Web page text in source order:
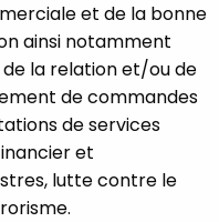
et de la bonne
ainsi notamment
la relation et/ou de
de commandes
de services
et
lutte contre le